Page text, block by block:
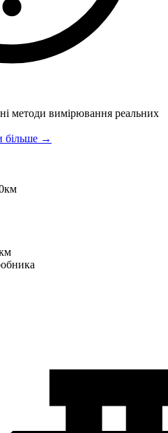
методи вимірювання реальних
більше →